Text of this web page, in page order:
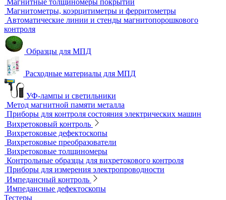
Ультрафиолетовые лампы
Принадлежности для контроля проникающими
веществами
Магнитный контроль
Магнитопорошковые дефектоскопы и электромагниты
Магнитные толщиномеры покрытий
Магнитометры, коэрцитиметры и ферритометры
Автоматические линии и стенды магнитопорошкового
контроля
Образцы для МПД
Расходные материалы для МПД